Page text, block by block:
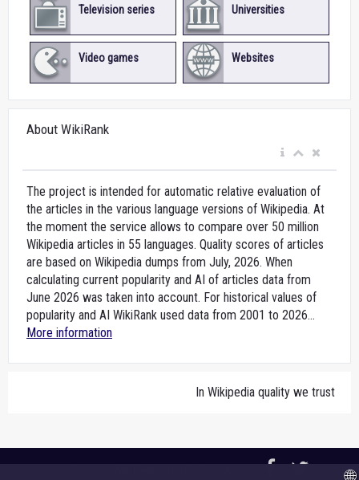
Television series Universities
Video games Websites
About WikiRank
The project is intended for automatic relative evaluation of
the articles in the various language versions of Wikipedia. At
the moment the service allows to compare over 50 million
Wikipedia articles in 55 languages. Quality scores of articles
are based on Wikipedia dumps from July, 2026. When
calculating current popularity and AI of articles data from
June 2026 was taken into account. For historical values of
popularity and AI WikiRank used data from 2001 to 2026...
More information
In Wikipedia quality we trust
🌐 A